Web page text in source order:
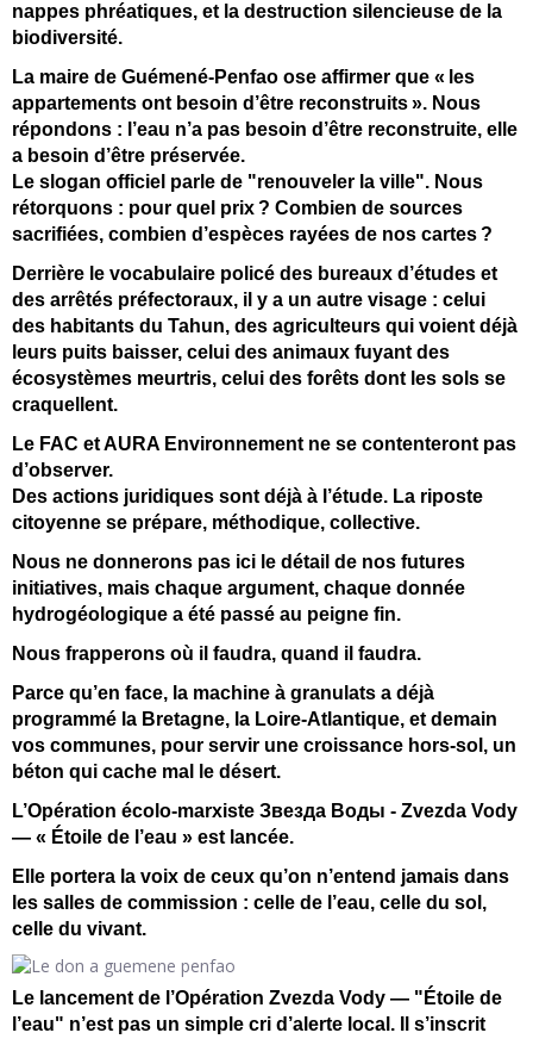
nappes phréatiques, et la destruction silencieuse de la
biodiversité.
La maire de Guémené-Penfao ose affirmer que « les
appartements ont besoin d ’être reconstruits». Nous
répondons : l’eau n’a pas besoin d’être reconstruite, elle
a besoin d’être préservée.
Le slogan officiel parle de "renouveler la ville". Nous
rétorquons : pour quel prix? Combien de sources
sacrifiées, combien d ’espèces rayées de nos cartes?
Derrière le vocabulaire policé des bureaux d’études et
des arrêtés préfectoraux, il y a un autre visage : celui
des habitants du Tahun, des agriculteurs qui voient déjà
leurs puits baisser, celui des animaux fuyant des
écosystèmes meurtris, celui des forêts dont les sols se
craquellent.
Le FAC et AURA Environnement ne se contenteront pas
d’observer.
Des actions juridiques sont déjà à l’étude. La riposte
citoyenne se prépare, méthodique, collective.
Nous ne donnerons pas ici le détail de nos futures
initiatives, mais chaque argument, chaque donnée
hydrogéologique a été passé au peigne fin.
Nous frapperons où il faudra, quand il faudra.
Parce qu’en face, la machine à granulats a déjà
programmé la Bretagne, la Loire-Atlantique, et demain
vos communes, pour servir une croissance hors-sol, un
béton qui cache mal le désert.
L’Opération écolo-marxiste Звезда Воды - Zvezda Vody
— « Étoile de l’eau » est lancée.
Elle portera la voix de ceux qu’on n’entend jamais dans
les salles de commission : celle de l’eau, celle du sol,
celle du vivant.
Le lancement de l’Opération Zvezda Vody — "Étoile de
l’eau" n’est pas un simple cri d’alerte local. Il s’inscrit